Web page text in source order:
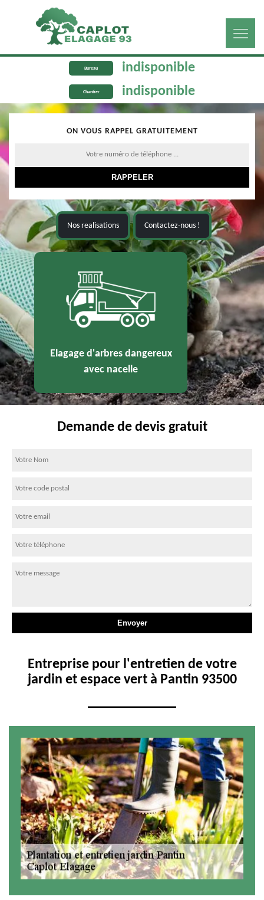
Bureau indisponible
Chantier indisponible
ON VOUS RAPPEL GRATUITEMENT
Nos realisations Contactez-nous !
Elagage d'arbres dangereux
avec nacelle
Demande de devis gratuit
Entreprise pour l'entretien de votre
jardin et espace vert à Pantin 93500